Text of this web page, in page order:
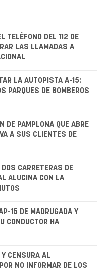
TELÉFONO DEL 112 DE
LAS LLAMADAS A
LA AUTOPISTA A-15:
PARQUES DE BOMBEROS
DE PAMPLONA QUE ABRE
A SUS CLIENTES DE
CARRETERAS DE
ALUCINA CON LA
15 DE MADRUGADA Y
CONDUCTOR HA
CENSURA AL
NO INFORMAR DE LOS